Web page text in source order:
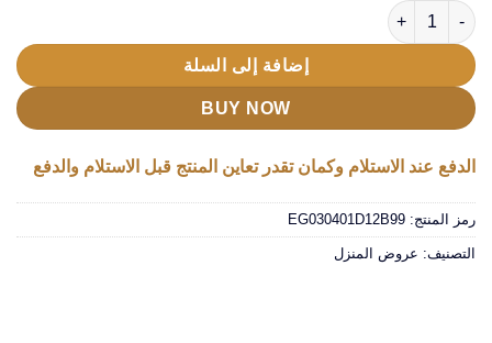
كمية عرض كفر ظهر السرير 120 سم بيج مع لحاف Gray Striped
إضافة إلى السلة
BUY NOW
الدفع عند الاستلام وكمان تقدر تعاين المنتج قبل الاستلام والدفع
رمز المنتج: EG030401D12B99
التصنيف: عروض المنزل